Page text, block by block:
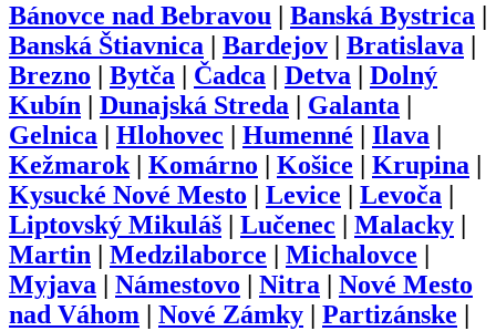
Bánovce nad Bebravou Banská Bystrica
Banská Štiavnica
Bardejov Bratislava
Brezno
Bytča Čadca Detva
Dolný
Kubín
Dunajská Streda Galanta
Gelnica
Hlohovec Humenné Ilava
Kežmarok| Komárno Košice Krupina
Kysucké Nové Mesto
Levice Levoča
Liptovský Mikuláš
Lučenec Malacky
Martin
Medzilaborce Michalovce
Myjava
Námestovo Nitra
Nové Mesto
nad Váhom
Nové Zámky Partizánske